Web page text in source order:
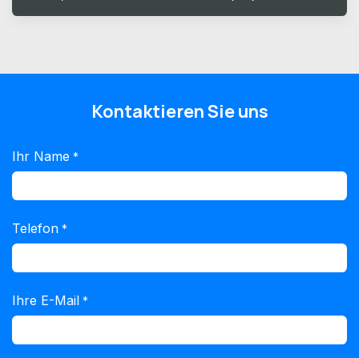
Kontaktieren Sie uns
Ihr Name *
Telefon *
Ihre E-Mail *